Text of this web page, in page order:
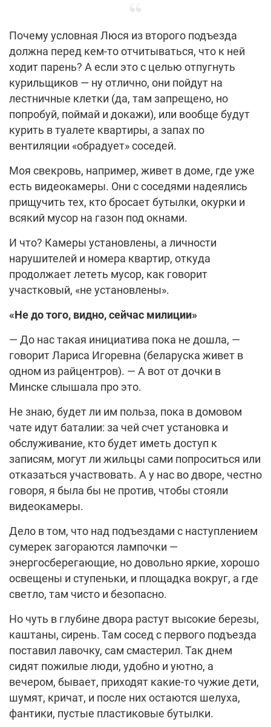
Почему условная Люся из второго подъезда
должна перед кем-то отчитываться, что к ней
ходит парень? А если это с целью отпугнуть
курильщиков — ну отлично, они пойдут на
лестничные клетки (да, там запрещено, но
попробуй, поймай и докажи), или вообще будут
курить в туалете квартиры, а запах по
вентиляции «обрадует» соседей.
Моя свекровь, например, живет в доме, где уже
есть видеокамеры. Они с соседями надеялись
прищучить тех, кто бросает бутылки, окурки и
всякий мусор на газон под окнами.
И что? Камеры установлены, а личности
нарушителей и номера квартир, откуда
продолжает лететь мусор, как говорит
участковый, «не установлены».
«Не до того, видно, сейчас милиции»
— До нас такая инициатива пока не дошла, —
говорит Лариса Игоревна (беларуска живет в
одном из райцентров). — А вот от дочки в
Минске слышала про это.
Не знаю, будет ли им польза, пока в домовом
чате идут баталии: за чей счет установка и
обслуживание, кто будет иметь доступ к
записям, могут ли жильцы сами попроситься или
отказаться участвовать. А у нас во дворе, честно
говоря, я была бы не против, чтобы стояли
видеокамеры.
Дело в том, что над подъездами с наступлением
сумерек загораются лампочки —
энергосберегающие, но довольно яркие, хорошо
освещены и ступеньки, и площадка вокруг, а где
светло, там чисто и безопасно.
Но чуть в глубине двора растут высокие березы,
каштаны, сирень. Там сосед с первого подъезда
поставил лавочку, сам смастерил. Так днем
сидят пожилые люди, удобно и уютно, а
вечером, бывает, приходят какие-то чужие дети,
шумят, кричат, и после них остаются шелуха,
фантики, пустые пластиковые бутылки.